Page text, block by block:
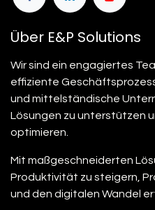
Über E&P Solutions
Wir sind ein engagiertes
effiziente
und mittelständische
Lösungen zu unterstützen
optimieren.
Mit maßgeschneiderten
Produktivität zu steigern,
und den digitalen Wandel